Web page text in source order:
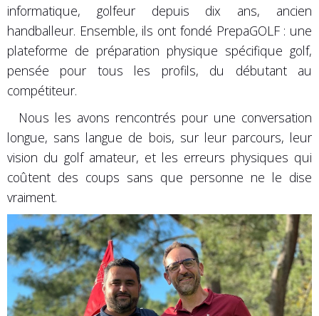
informatique, golfeur depuis dix ans, ancien
handballeur. Ensemble, ils ont fondé PrepaGOLF : une
plateforme de préparation physique spécifique golf,
pensée pour tous les profils, du débutant au
compétiteur.
Nous les avons rencontrés pour une conversation
longue, sans langue de bois, sur leur parcours, leur
vision du golf amateur, et les erreurs physiques qui
coûtent des coups sans que personne ne le dise
vraiment.